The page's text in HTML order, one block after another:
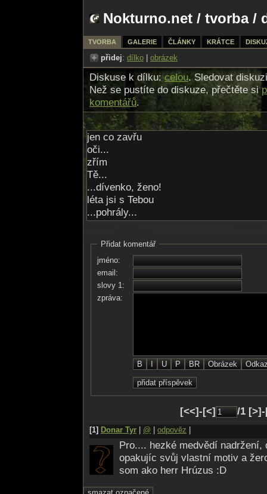
Nokturno.net / tvorba/
TVORBA GALERIE ČLÁNKY KRÁTCE
přidej: dílko obrázek
Diskuse k dílku:celou. Sledovat
Než se pustíte do diskuze, přečtěte si
komentářů.
jen co zavřu
oči...
zřím
Tě...
...dívenko, ženo!
léta jsi s Tebou
...pohrály...
tak
dráždíš mě
každým
nádechem!
proč jsi
tak...
rozdrápat -
obejmout...
slízat i
zlíbat...
celičku-celou
Přidat komentář
jméno:
email:
slovy 1:
zpráva:
[<<]-[<] /1
[1] Donar Tyr @ odpověz
Pro.... hezké medvědí nadržení,
opakujíc svůj vlastní motiv a
som ako herr Hrúzus :D